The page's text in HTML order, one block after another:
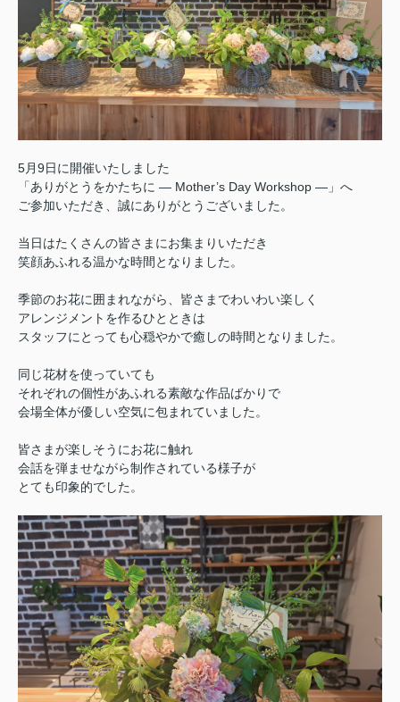
5月9日に開催いたしました
「ありがとうをかたちに ― Mother’s Day Workshop ―」へ
ご参加いただき、誠にありがとうございました。
当日はたくさんの皆さまにお集まりいただき
笑顔あふれる温かな時間となりました。
季節のお花に囲まれながら、皆さまでわいわい楽しく
アレンジメントを作るひとときは
スタッフにとっても心穏やかで癒しの時間となりました。
同じ花材を使っていても
それぞれの個性があふれる素敵な作品ばかりで
会場全体が優しい空気に包まれていました。
皆さまが楽しそうにお花に触れ
会話を弾ませながら制作されている様子が
とても印象的でした。